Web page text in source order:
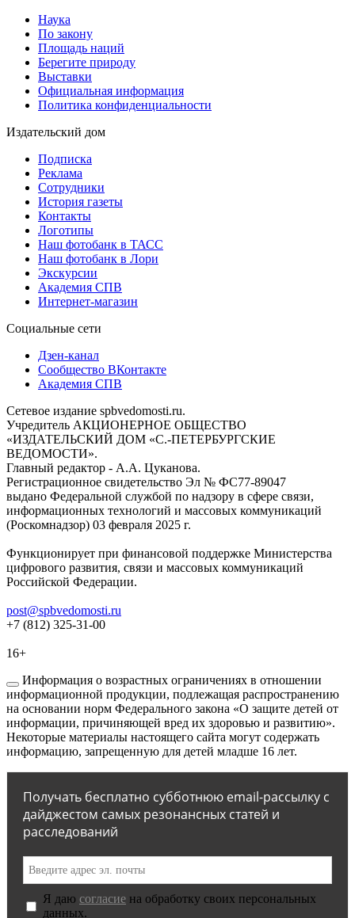
Наука
По закону
Площадь наций
Берегите природу
Выставки
Официальная информация
Политика конфиденциальности
Издательский дом
Подписка
Реклама
Сотрудники
История газеты
Контакты
Логотипы
Наш фотобанк в ТАСС
Наш фотобанк в Лори
Экскурсии
Академия СПВ
Интернет-магазин
Социальные сети
Дзен-канал
Сообщество ВКонтакте
Академия СПВ
Сетевое издание spbvedomosti.ru.
Учредитель АКЦИОНЕРНОЕ ОБЩЕСТВО
«ИЗДАТЕЛЬСКИЙ ДОМ «С.-ПЕТЕРБУРГСКИЕ
ВЕДОМОСТИ».
Главный редактор - А.А. Цуканова.
Регистрационное свидетельство Эл № ФС77-89047
выдано Федеральной службой по надзору в сфере связи,
информационных технологий и массовых коммуникаций
(Роскомнадзор) 03 февраля 2025 г.
Функционирует при финансовой поддержке Министерства
цифрового развития, связи и массовых коммуникаций
Российской Федерации.
post@spbvedomosti.ru
+7 (812) 325-31-00
16+
Информация о возрастных ограничениях в отношении
информационной продукции, подлежащая распространению
на основании норм Федерального закона «О защите детей от
информации, причиняющей вред их здоровью и развитию».
Некоторые материалы настоящего сайта могут содержать
информацию, запрещенную для детей младше 16 лет.
Получать бесплатно субботнюю email-рассылку с
дайджестом самых резонансных статей и
расследований
Я даю согласие на обработку своих персональных
данных.